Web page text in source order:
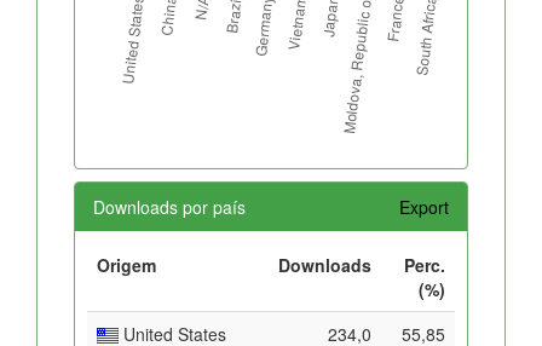
Downloads por país Export
Origem Downloads
Perc.
(%)
United States
234,0 55,85